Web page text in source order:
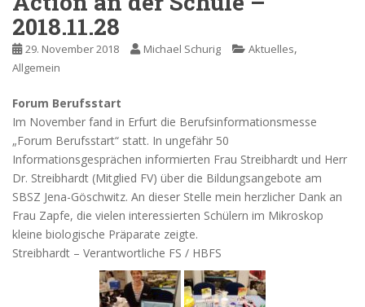
2018.11.28
29. November 2018 Michael Schurig Aktuelles,
Allgemein
Forum Berufsstart
Im November fand in Erfurt die Berufsinformationsmesse
„Forum Berufsstart“ statt. In ungefähr 50
Informationsgesprächen informierten Frau Streibhardt und Herr
Dr. Streibhardt (Mitglied FV) über die Bildungsangebote am
SBSZ Jena-Göschwitz. An dieser Stelle mein herzlicher Dank an
Frau Zapfe, die vielen interessierten Schülern im Mikroskop
kleine biologische Präparate zeigte.
Streibhardt – Verantwortliche FS / HBFS